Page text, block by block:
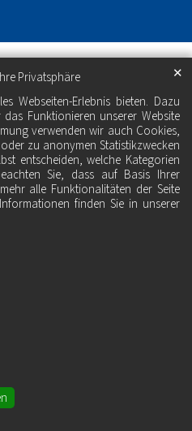
Privatsphäre
Webseiten-Erlebnis bieten. Dazu
Funktionieren unserer Website
verwenden wir auch Cookies,
zu anonymen Statistikzwecken
entscheiden, welche Kategorien
Sie, dass auf Basis Ihrer
alle Funktionalitäten der Seite
finden Sie in unserer
✕